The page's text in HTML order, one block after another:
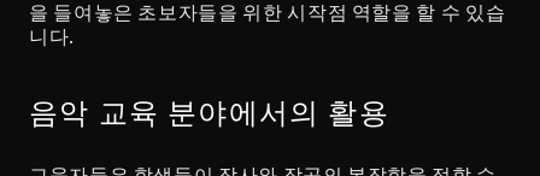
을 들여놓은 초보자들을 위한 시작점 역할을 할 수 있습
니다.
음악 교육 분야에서의 활용